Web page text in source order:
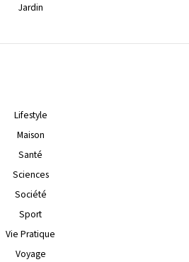
Jardin
Lifestyle
Maison
Santé
Sciences
Société
Sport
Vie Pratique
Voyage